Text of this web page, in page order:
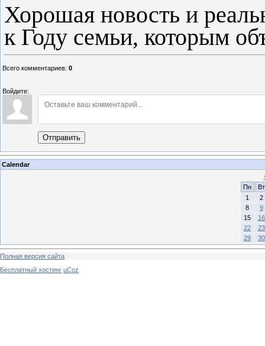
Хорошая новость и
к Году семьи, которым
Всего комментариев: 0
Войдите:
Отправить
Calendar
Пн
Вт
1
2
8
9
15
16
22
23
29
30
Полная версия сайта
Бесплатный хостинг uCoz